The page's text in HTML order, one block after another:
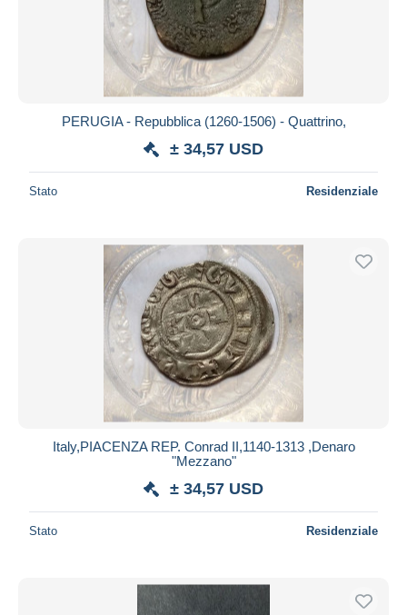
PERUGIA - Repubblica (1260-1506) - Quattrino,
± 34,57 USD
Stato Residenziale
Italy,PIACENZA REP. Conrad II,1140-1313 ,Denaro
"Mezzano"
± 34,57 USD
Stato Residenziale